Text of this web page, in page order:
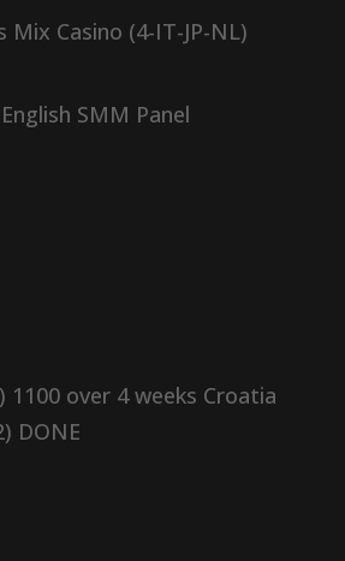
Mix Casino (4-IT-JP-NL)
SMM Panel
1100 over 4 weeks Croatia
DONE